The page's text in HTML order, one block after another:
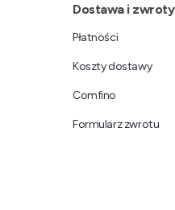
Dostawa i zwroty
Płatności
Koszty dostawy
Comfino
Formularz zwrotu